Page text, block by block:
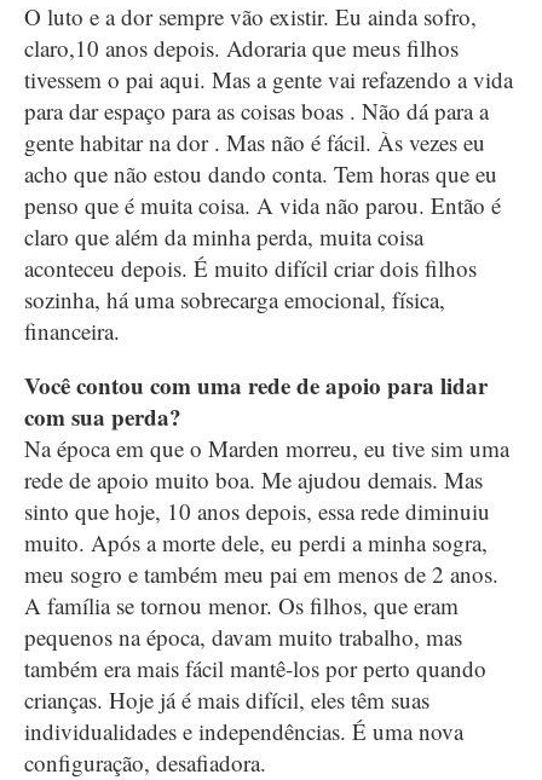
O luto e a dor sempre vão existir. Eu ainda sofro,
claro,10 anos depois. Adoraria que meus filhos
tivessem o pai aqui. Mas a gente vai refazendo a vida
para dar espaço para as coisas boas . Não dá para a
gente habitar na dor . Mas não é fácil. Às vezes eu
acho que não estou dando conta. Tem horas que eu
penso que é muita coisa. A vida não parou. Então é
claro que além da minha perda, muita coisa
aconteceu depois. É muito difícil criar dois filhos
sozinha, há uma sobrecarga emocional, física,
financeira.
Você contou com uma rede de apoio para lidar
com sua perda?
Na época em que o Marden morreu, eu tive sim uma
rede de apoio muito boa. Me ajudou demais. Mas
sinto que hoje, 10 anos depois, essa rede diminuiu
muito. Após a morte dele, eu perdi a minha sogra,
meu sogro e também meu pai em menos de 2 anos.
A família se tornou menor. Os filhos, que eram
pequenos na época, davam muito trabalho, mas
também era mais fácil mantê-los por perto quando
crianças. Hoje já é mais difícil, eles têm suas
individualidades e independências. É uma nova
configuração, desafiadora.